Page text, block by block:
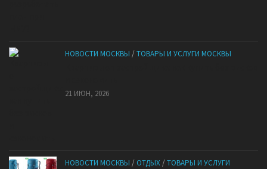
НОВОСТИ МОСКВЫ /ТОВАРЫ И УСЛУГИ МОСКВЫ
21 ИЮН, 2026
НОВОСТИ МОСКВЫ / ОТДЫХ /ТОВАРЫ И УСЛУГИ